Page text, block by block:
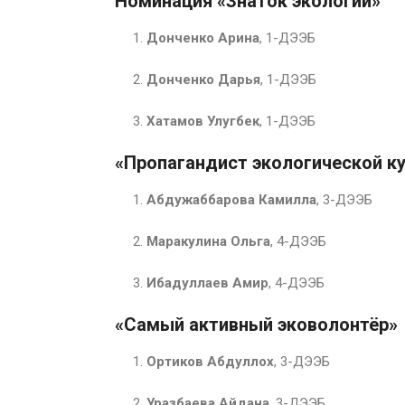
Донченко Арина, 1-ДЭЭБ
Донченко Дарья, 1-ДЭЭБ
Хатамов Улугбек, 1-ДЭЭБ
«Пропагандист экологической
Абдужаббарова Камилла, 3-ДЭЭБ
Маракулина Ольга, 4-ДЭЭБ
Ибадуллаев Амир, 4-ДЭЭБ
«Самый активный эковолонтёр»
Ортиков Абдуллох, 3-ДЭЭБ